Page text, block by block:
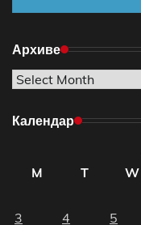
Архиве
Архиве
Календар
M
T W
3
4 5